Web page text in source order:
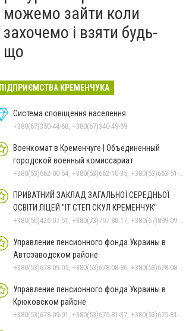
можемо зайти коли
захочемо і взяти будь-
що
ПІДПРИЄМСТВА КРЕМЕНЧУКА
Система сповіщення населення
+380(67)350-44-68, +380(67)340-49-59
Военкомат в Кременчуге | Объединенный
городской военный комиссариат
+380(53)662-00-54, +380(53)662-10-35, +380(53)663-51-71
ПРИВАТНИЙ ЗАКЛАД ЗАГАЛЬНОЇ СЕРЕДНЬОЇ
ОСВІТИ ЛІЦЕЙ "ІТ СТЕП СКУЛ КРЕМЕНЧУК"
+380(50)426-07-51, +380(73)797-88-17, +380(67)899-09-16
Управление пенсионного фонда Украины в
Автозаводском районе
+380(53)678-09-05, +380(53)678-08-86, +380(53)678-08-41, +380(53)678-08-83, +380(53)678-08-74
Управление пенсионного фонда Украины в
Крюковском районе
+380(53)678-09-01, +380(53)675-81-37, +380(53)675-81-32, +380(53)675-81-33, +380(53)678-08-87, +380(53)675-81-31, +380(53)675-81-38, +380(53)675-81-40